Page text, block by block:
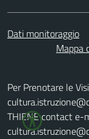
Dati monitoraggio
Mappa
Per Prenotare le
THIENE contact e-